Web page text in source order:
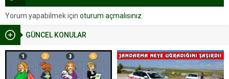
GÜNCEL KONULAR
Yorum yapabilmek için oturum açmalısınız